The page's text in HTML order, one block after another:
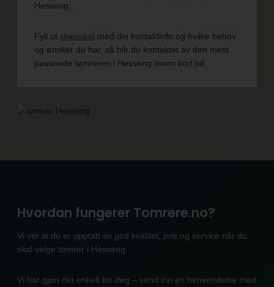
Hesseng.
Fyll ut skjemaet med din kontaktinfo og hvilke behov
og ønsker du har, så blir du kontaktet av den mest
passende tømreren i Hesseng innen kort tid.
Hvordan fungerer Tomrere.no?
Vi vet at du er opptatt av god kvalitet, pris og service når du
skal velge tømrer i Hesseng.
Vi har gjort det enkelt for deg – send inn en henvendelse med